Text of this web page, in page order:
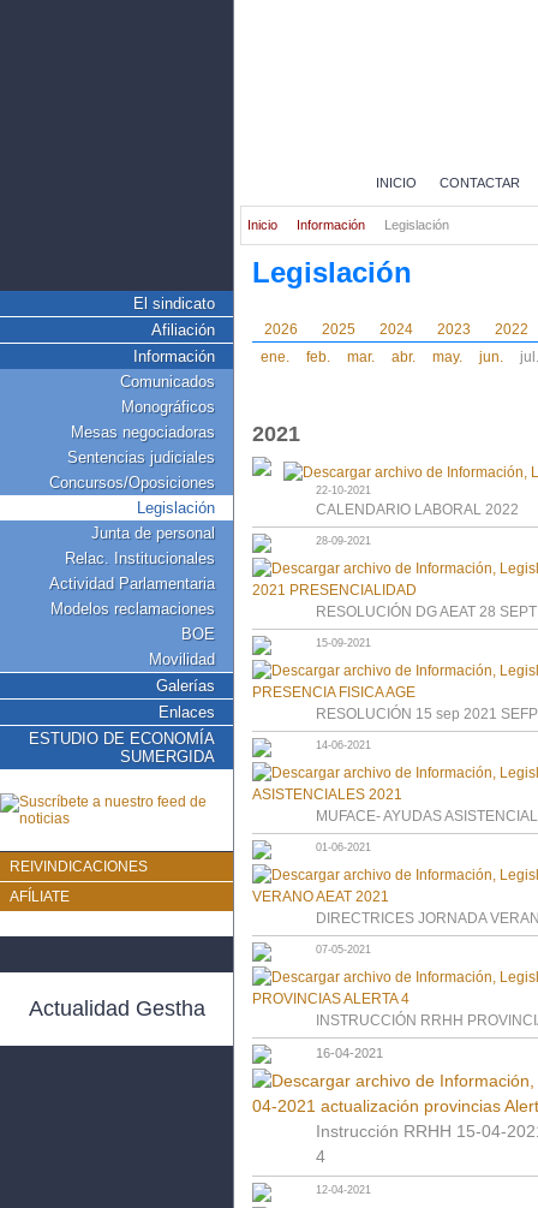
El sindicato
Afiliación
Información
Comunicados
Monográficos
Mesas negociadoras
Sentencias judiciales
Concursos/Oposiciones
Legislación
Junta de personal
Relac. Institucionales
Actividad Parlamentaria
Modelos reclamaciones
BOE
Movilidad
Galerías
Enlaces
ESTUDIO DE ECONOMÍA
SUMERGIDA
REIVINDICACIONES
AFÍLIATE
Actualidad Gestha
INICIO CONTACTAR
Inicio Información Legislación
Legislación
2026 2025 2024 2023
2022
ene.
feb. mar. abr. may. jun. jul.
2021
22-10-2021
CALENDARIO LABORAL 2022
28-09-2021
RESOLUCIÓN DG AEAT 28
15-09-2021
RESOLUCIÓN 15 sep 2021
14-06-2021
MUFACE- AYUDAS
01-06-2021
DIRECTRICES JORNADA
07-05-2021
INSTRUCCIÓN RRHH
16-04-2021
Instrucción RRHH 15-04-
4
12-04-2021